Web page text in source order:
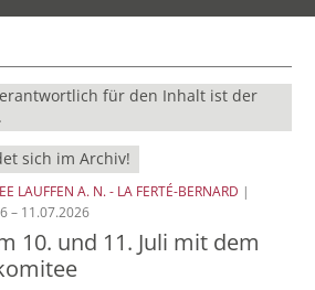
für den Inhalt ist der
sich im Archiv!
LAUFFEN A. N. - LA FERTÉ-BERNARD |
– 11.07.2026
10. und 11. Juli mit dem